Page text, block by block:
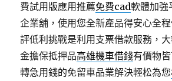
費試用版應用推薦免費cad軟體加強
企業舖，使用您全新產品得安心全
評低利挑戰是利用支票借款服務，
金擔保抵押品高雄機車借錢有價物
轉急用錢的免留車品業解決輕松為您